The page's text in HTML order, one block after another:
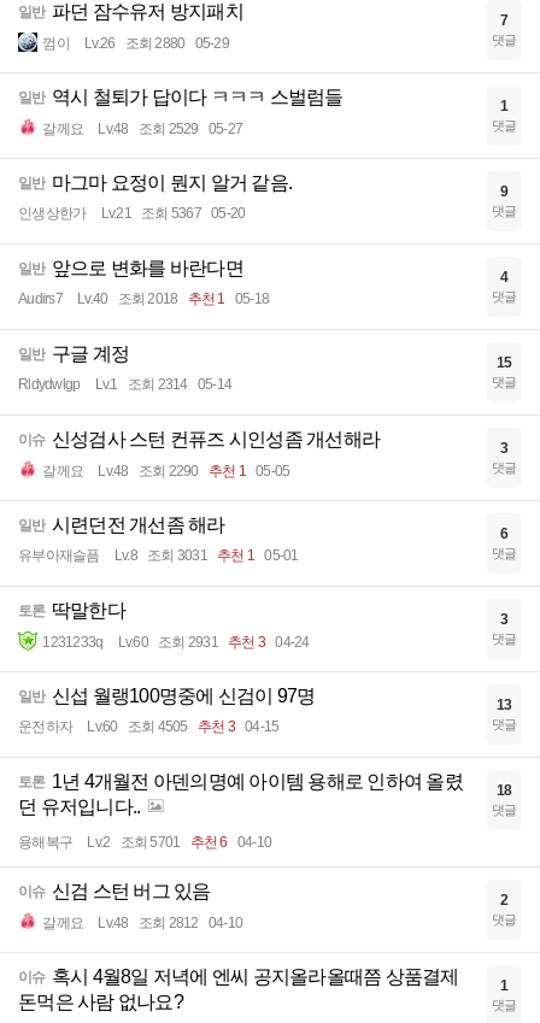
일반 파던 잠수유저 방지패치
껌이 Lv.26 조회 2880 05-29
7
댓글
일반 역시 철퇴가 답이다 ㅋㅋㅋ 스벌럼들
갈께요 Lv.48 조회 2529 05-27
1
댓글
일반 마그마 요정이 뭔지 알거 같음.
인생상한가 Lv.21 조회 5367 05-20
9
댓글
일반 앞으로 변화를 바란다면
Audirs7 Lv.40 조회 2018 추천 1 05-18
4
댓글
일반 구글 계정
Rldydwlgp Lv.1 조회 2314 05-14
15
댓글
이슈 신성검사 스턴 컨퓨즈 시인성좀 개선해라
갈께요 Lv.48 조회 2290 추천 1 05-05
3
댓글
일반 시련던전 개선좀 해라
유부아재슬픔 Lv.8 조회 3031 추천 1 05-01
6
댓글
토론 딱말한다
1231233q Lv.60 조회 2931 추천 3 04-24
3
댓글
일반 신섭 월랭100명중에 신검이 97명
운전하자 Lv.60 조회 4505 추천 3 04-15
13
댓글
토론 1년 4개월전 아덴의명예 아이템 용해로 인하여 올렸
던 유저입니다..
용해복구 Lv.2 조회 5701 추천 6 04-10
18
댓글
이슈 신검 스턴 버그 있음
갈께요 Lv.48 조회 2812 04-10
2
댓글
이슈 혹시 4월8일 저녁에 엔씨 공지올라올때쯤 상품결제
돈먹은 사람 없나요?
1
댓글